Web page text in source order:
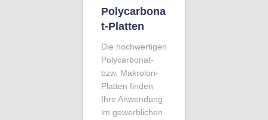
Polycarbona
t-Platten
Die hochwertigen
Polycarbonat-
bzw. Makrolon-
Platten finden
Ihre Anwendung
im gewerblichen